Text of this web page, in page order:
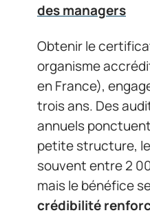
des managers
Obtenir le
organisme
en France),
trois ans. Des
annuels
petite structure,
souvent entre 2
mais le bénéfice
crédibilité